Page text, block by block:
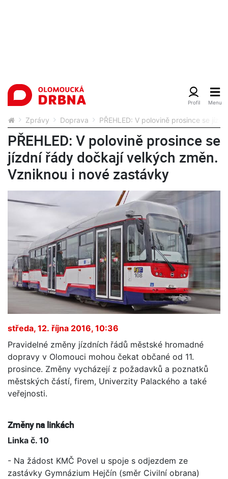
Zprávy Doprava PŘEHLED: V polovině prosince se
PŘEHLED: V polovině prosince se
jízdní řády dočkají velkých změn.
Vzniknou i nové zastávky
středa, 12. října 2016, 10:36
Pravidelné změny jízdních řádů městské hromadné
dopravy v Olomouci mohou čekat občané od 11.
prosince. Změny vycházejí z požadavků a poznatků
městských částí, firem, Univerzity Palackého a také
veřejnosti.
Změny na linkách
Linka č. 10
- Na žádost KMČ Povel u spoje s odjezdem ze
zastávky Gymnázium Hejčín (směr Civilní obrana)